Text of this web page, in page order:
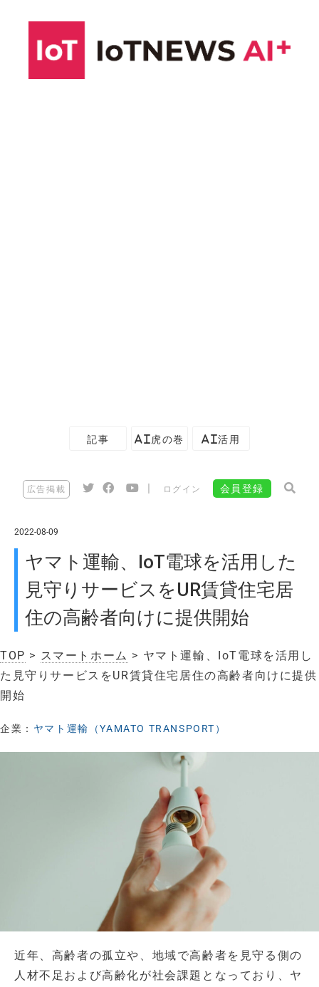
記事 AI虎の巻 AI活用
広告掲載 ログイン 会員登録
2022-08-09
ヤマト運輸、IoT電球を活用した
見守りサービスをUR賃貸住宅居
住の高齢者向けに提供開始
TOP > スマートホーム > ヤマト運輸、IoT電球を活用し
た見守りサービスをUR賃貸住宅居住の高齢者向けに提供
開始
企業： ヤマト運輸（YAMATO TRANSPORT）
近年、高齢者の孤立や、地域で高齢者を見守る側の
人材不足および高齢化が社会課題となっており、ヤ